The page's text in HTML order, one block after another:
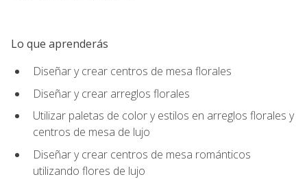
Lo que aprenderás
Diseñar y crear centros de mesa florales
Diseñar y crear arreglos florales
Utilizar paletas de color y estilos en arreglos florales y
centros de mesa de lujo
Diseñar y crear centros de mesa románticos
utilizando flores de lujo